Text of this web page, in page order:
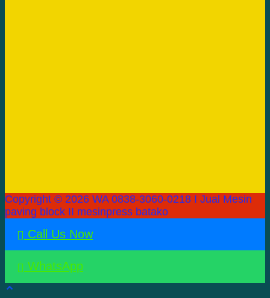
Copyright © 2026 WA 0838-3060-0218 I Jual Mesin
paving block II mesinpress batako
Call Us Now
WhatsApp